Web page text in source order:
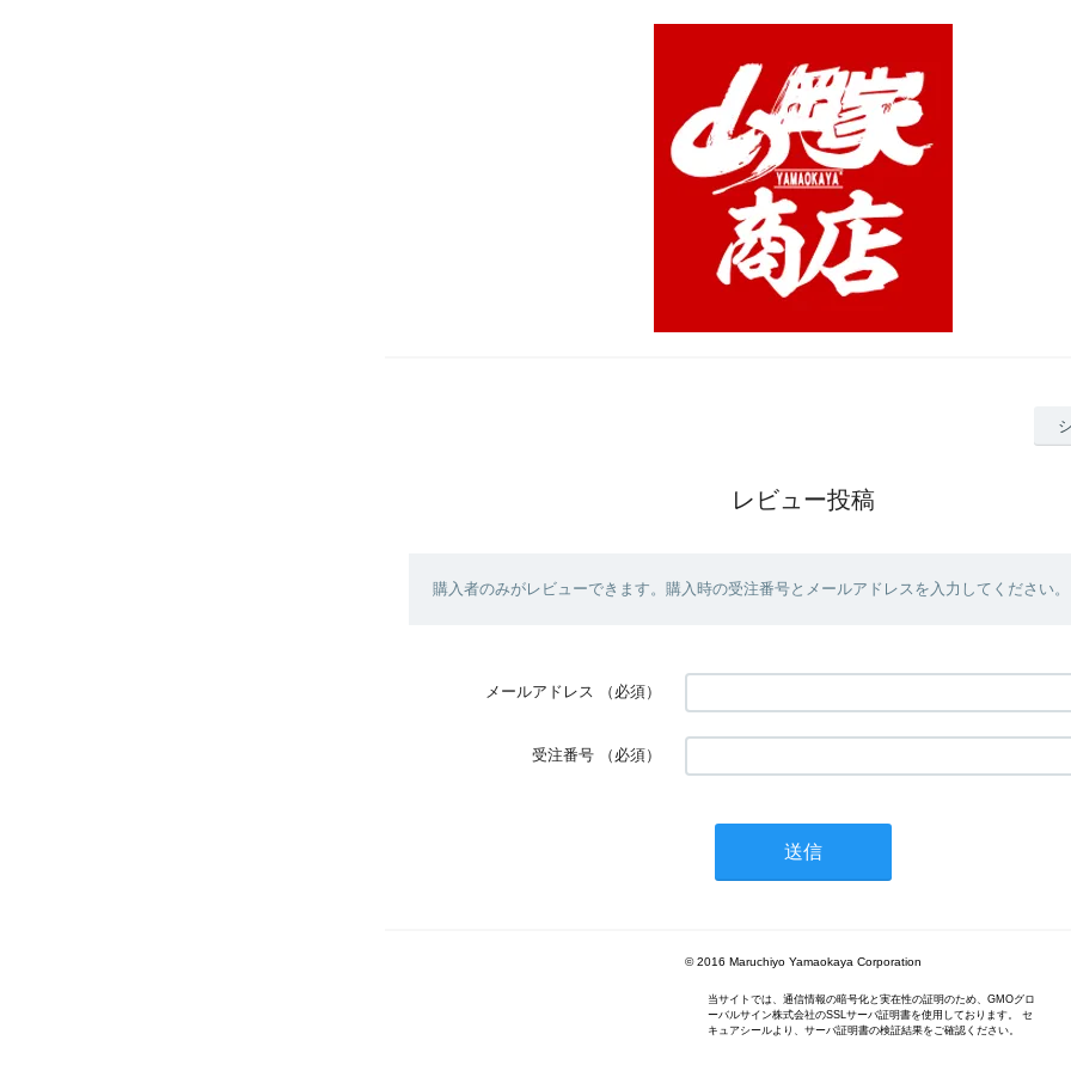
レビュー投稿
購入者のみがレビューできます。購入時の受注番号とメールアドレスを入力してください。
メールアドレス （必須）
受注番号 （必須）
© 2016 Maruchiyo Yamaokaya Corporation
当サイトでは、通信情報の暗号化と実在性の証明のため、GMOグロ
ーバルサイン株式会社のSSLサーバ証明書を使用しております。 セ
キュアシールより、サーバ証明書の検証結果をご確認ください。